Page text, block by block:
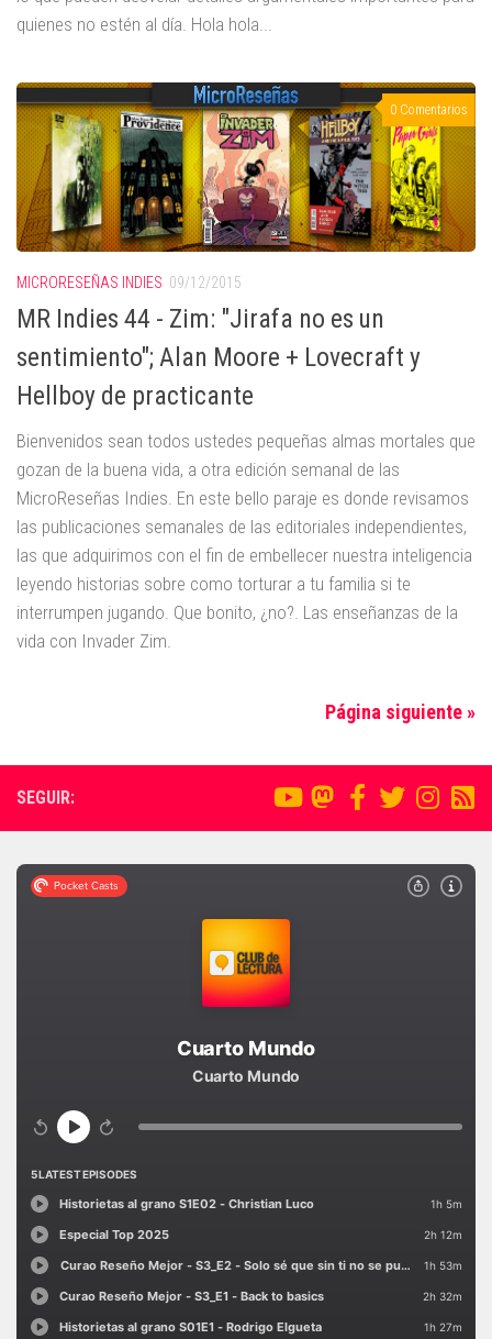
quienes no estén al día. Hola hola...
0 Comentarios
MICRORESEÑAS INDIES 09/12/2015
MR Indies 44 - Zim: "Jirafa no es un
sentimiento"; Alan Moore + Lovecraft y
Hellboy de practicante
Bienvenidos sean todos ustedes pequeñas almas mortales que
gozan de la buena vida, a otra edición semanal de las
MicroReseñas Indies. En este bello paraje es donde revisamos
las publicaciones semanales de las editoriales independientes,
las que adquirimos con el fin de embellecer nuestra inteligencia
leyendo historias sobre como torturar a tu familia si te
interrumpen jugando. Que bonito, ¿no?. Las enseñanzas de la
vida con Invader Zim.
Página siguiente »
SEGUIR: